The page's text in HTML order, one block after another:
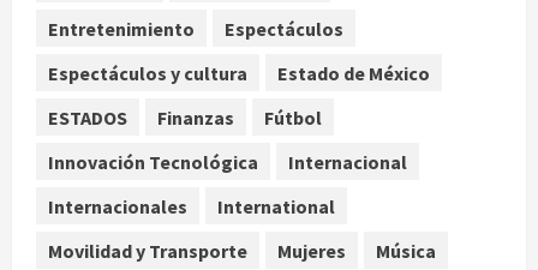
‘Hades: The Sacrifice’
4
Sheinbaum defiende reestructura
de créditos del Infonavit y niega
agosto 9, 2026
Internacional
Entretenimiento
Espectáculos
Espectáculos y cultura
Estado de México
ESTADOS
Finanzas
Fútbol
Innovación Tecnológica
Internacional
Internacionales
International
Movilidad y Transporte
Mujeres Música